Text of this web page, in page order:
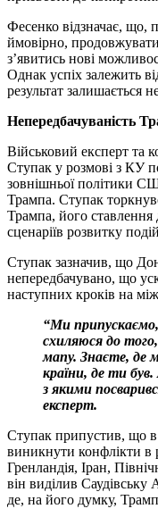
Фесенко відзначає, що,
ймовірно,
з’явитись нові
Однак успіх залежить
результат залишається
Непередбачуваність
Військовий експерт та
Ступак у розмові з КУ
зовнішньої політики
Трампа. Ступак
Трампа, його ставлення
сценаріїв розвитку
Ступак зазначив, що
непередбачувано, що
наступних кроків на
“Ми
схиляюся до
мапу. Знаєте, де
країни, де ти
з якими
експерт.
Ступак припустив, що
виникнути конфлікти в
Гренландія, Іран,
він виділив Саудівську
де, на його думку,